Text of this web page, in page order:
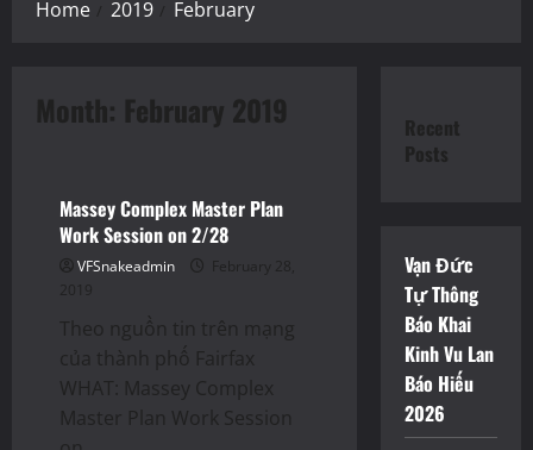
Home 2019 February
Month: February 2019
Massey Complex Master Plan
Work Session on 2/28
VFSnakeadmin
February 28,
2019
Theo nguồn tin trên mạng
của thành phố Fairfax
WHAT: Massey Complex
Master Plan Work Session
Recent
Posts
Vạn Đức
Tự Thông
Báo Khai
Kinh Vu Lan
Báo Hiếu
2026